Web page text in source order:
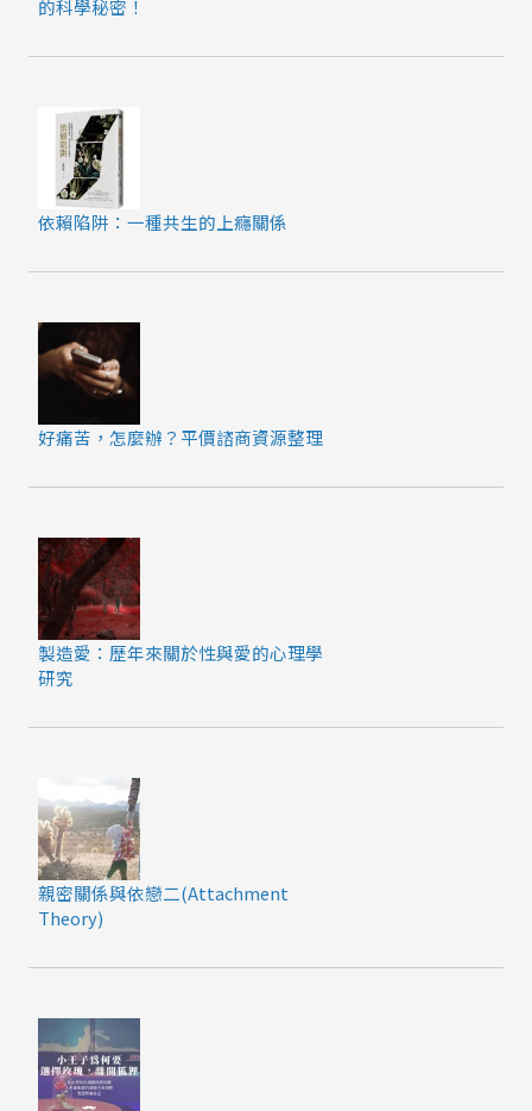
的科學秘密！
依賴陷阱：一種共生的上癮關係
好痛苦，怎麼辦？平價諮商資源整理
製造愛：歷年來關於性與愛的心理學
研究
親密關係與依戀二(Attachment
Theory)